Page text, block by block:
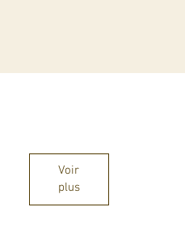
Voir
plus